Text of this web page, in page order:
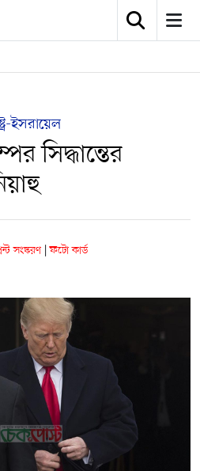
ইসরায়েল
সিদ্ধান্তের
সংস্করণ | ফটো কার্ড